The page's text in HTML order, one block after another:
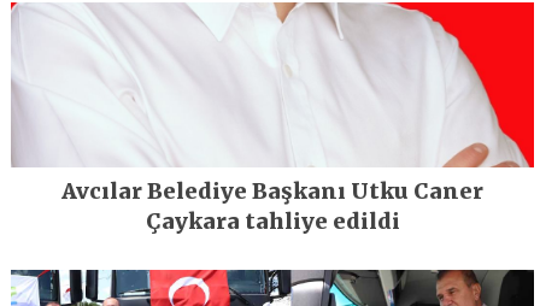
Avcılar Belediye Başkanı Utku Caner
Çaykara tahliye edildi